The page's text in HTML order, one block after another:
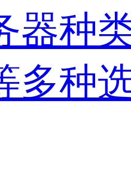
器种
多种